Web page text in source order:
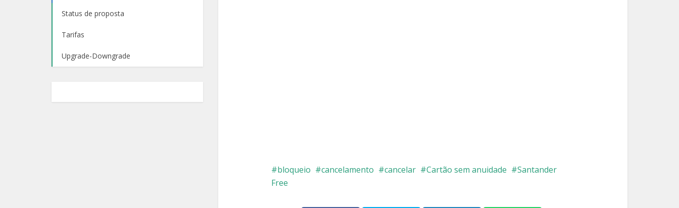
Status de proposta
Tarifas
Upgrade-Downgrade
bloqueio cancelamento cancelar Cartão sem anuidade
Santander
Free